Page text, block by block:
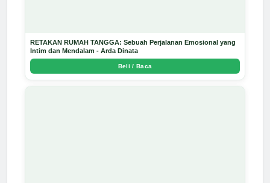
RETAKAN RUMAH TANGGA: Sebuah Perjalanan Emosional yang
Intim dan Mendalam - Arda Dinata
Beli / Baca